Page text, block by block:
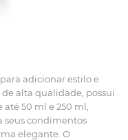
adicionar estilo e
alta qualidade, possui
50 ml e 250 ml,
seus condimentos
elegante. O